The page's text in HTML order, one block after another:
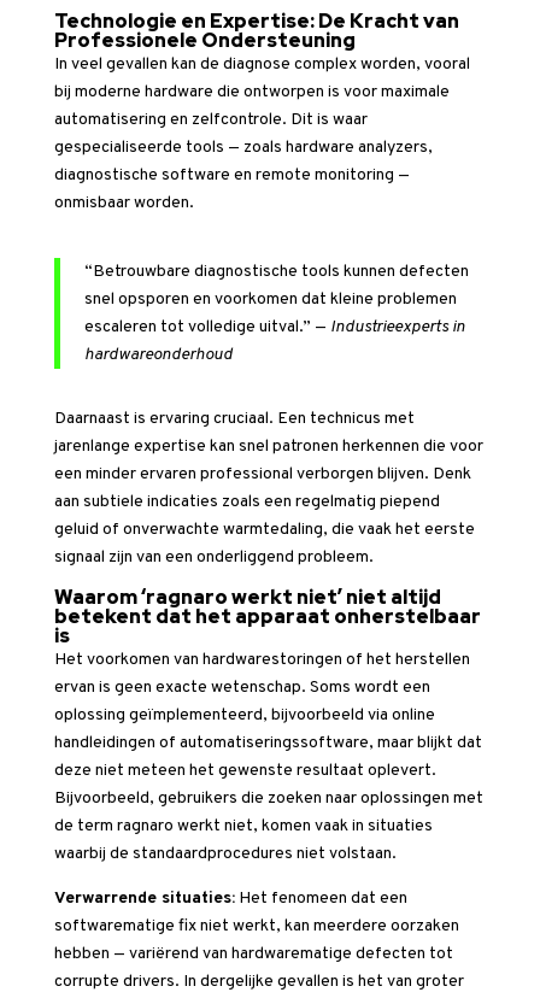
Technologie en Expertise: De Kracht van
Professionele Ondersteuning
In veel gevallen kan de diagnose complex worden, vooral
bij moderne hardware die ontworpen is voor maximale
automatisering en zelfcontrole. Dit is waar
gespecialiseerde tools — zoals hardware analyzers,
diagnostische software en remote monitoring —
onmisbaar worden.
“Betrouwbare diagnostische tools kunnen defecten
snel opsporen en voorkomen dat kleine problemen
escaleren tot volledige uitval.” — Industrieexperts in
hardwareonderhoud
Daarnaast is ervaring cruciaal. Een technicus met
jarenlange expertise kan snel patronen herkennen die voor
een minder ervaren professional verborgen blijven. Denk
aan subtiele indicaties zoals een regelmatig piepend
geluid of onverwachte warmtedaling, die vaak het eerste
signaal zijn van een onderliggend probleem.
Waarom ‘ragnaro werkt niet’ niet altijd
betekent dat het apparaat onherstelbaar
is
Het voorkomen van hardwarestoringen of het herstellen
ervan is geen exacte wetenschap. Soms wordt een
oplossing geïmplementeerd, bijvoorbeeld via online
handleidingen of automatiseringssoftware, maar blijkt dat
deze niet meteen het gewenste resultaat oplevert.
Bijvoorbeeld, gebruikers die zoeken naar oplossingen met
de term ragnaro werkt niet, komen vaak in situaties
waarbij de standaardprocedures niet volstaan.
Verwarrende situaties:Het fenomeen dat een
softwarematige fix niet werkt, kan meerdere oorzaken
hebben — variërend van hardwarematige defecten tot
corrupte drivers. In dergelijke gevallen is het van groter